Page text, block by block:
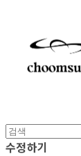
수정하기